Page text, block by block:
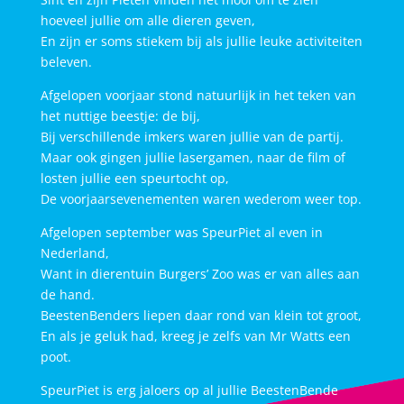
hoeveel jullie om alle dieren geven,
En zijn er soms stiekem bij als jullie leuke activiteiten
beleven.
Afgelopen voorjaar stond natuurlijk in het teken van
het nuttige beestje: de bij,
Bij verschillende imkers waren jullie van de partij.
Maar ook gingen jullie lasergamen, naar de film of
losten jullie een speurtocht op,
De voorjaarsevenementen waren wederom weer top.
Afgelopen september was SpeurPiet al even in
Nederland,
Want in dierentuin Burgers’ Zoo was er van alles aan
de hand.
BeestenBenders liepen daar rond van klein tot groot,
En als je geluk had, kreeg je zelfs van Mr Watts een
poot.
SpeurPiet is erg jaloers op al jullie BeestenBende